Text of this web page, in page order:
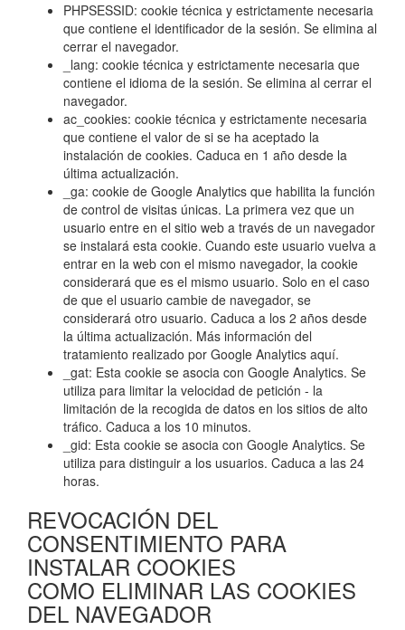
PHPSESSID: cookie técnica y estrictamente necesaria
que contiene el identificador de la sesión. Se elimina al
cerrar el navegador.
_lang: cookie técnica y estrictamente necesaria que
contiene el idioma de la sesión. Se elimina al cerrar el
navegador.
ac_cookies: cookie técnica y estrictamente necesaria
que contiene el valor de si se ha aceptado la
instalación de cookies. Caduca en 1 año desde la
última actualización.
_ga: cookie de Google Analytics que habilita la función
de control de visitas únicas. La primera vez que un
usuario entre en el sitio web a través de un navegador
se instalará esta cookie. Cuando este usuario vuelva a
entrar en la web con el mismo navegador, la cookie
considerará que es el mismo usuario. Solo en el caso
de que el usuario cambie de navegador, se
considerará otro usuario. Caduca a los 2 años desde
la última actualización. Más información del
tratamiento realizado por Google Analytics aquí.
_gat: Esta cookie se asocia con Google Analytics. Se
utiliza para limitar la velocidad de petición - la
limitación de la recogida de datos en los sitios de alto
tráfico. Caduca a los 10 minutos.
_gid: Esta cookie se asocia con Google Analytics. Se
utiliza para distinguir a los usuarios. Caduca a las 24
horas.
REVOCACIÓN DEL
CONSENTIMIENTO PARA
INSTALAR COOKIES
COMO ELIMINAR LAS COOKIES
DEL NAVEGADOR